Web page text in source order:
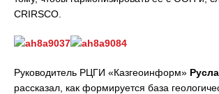
CRIRSCO.
Руководитель РЦГИ «Казгеоинформ»
рассказал, как формируется база